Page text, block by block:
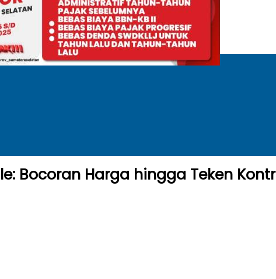
Bocoran Harga hingga Teken